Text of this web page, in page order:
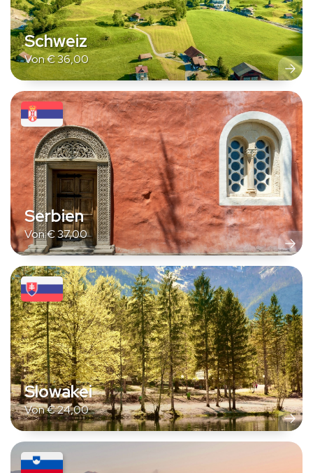
Schweiz
Von€36,00
Serbien
Von€37,00
Slowakei
Von€24,00